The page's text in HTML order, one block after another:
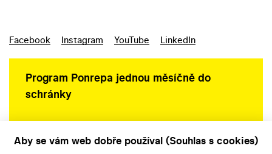
Facebook Instagram YouTube LinkedIn
Program Ponrepa jednou měsíčně do
schránky
Aby se vám web dobře používal (Souhlas s cookies)